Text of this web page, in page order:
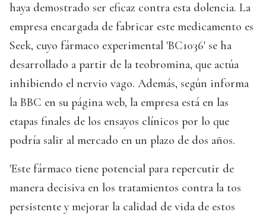
haya demostrado ser eficaz contra esta dolencia. La
empresa encargada de fabricar este medicamento es
Seek, cuyo fármaco experimental 'BC1036' se ha
desarrollado a partir de la teobromina, que actúa
inhibiendo el nervio vago. Además, según informa
la BBC en su página web, la empresa está en las
etapas finales de los ensayos clínicos por lo que
podría salir al mercado en un plazo de dos años.
'Este fármaco tiene potencial para repercutir de
manera decisiva en los tratamientos contra la tos
persistente y mejorar la calidad de vida de estos